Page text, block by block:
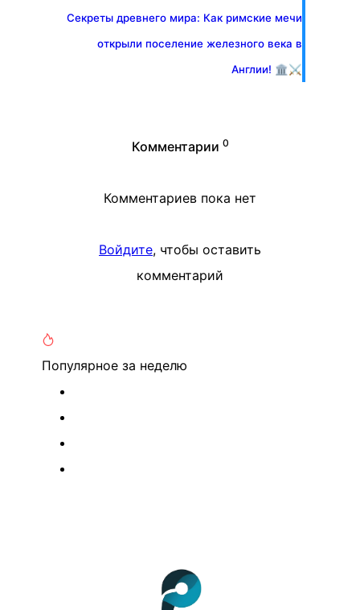
Секреты древнего мира: Как римские мечи
открыли поселение железного века в
Англии! 🏛️⚔️
Комментарии 0
Комментариев пока нет
Войдите, чтобы оставить
комментарий
Популярное за неделю